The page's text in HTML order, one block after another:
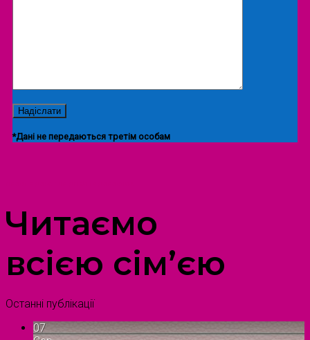
*Дані не передаються третім особам
Читаємо
всією сім’єю
Останні публікації
07